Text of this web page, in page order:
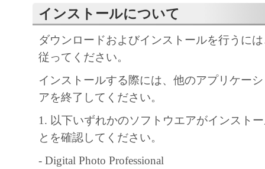
ユーザーは、本ソフトウェアの全部ま
改変、リバース・エンジニアリング、
は逆アセンブル等することはできませ
キヤノン、キヤノンマーケティングジ
よびキヤノンのライセンサーは、本ソ
ザーの特定の目的のために適当である
と、その他本ソフトウェアに関してい
しません。
キヤノン、キヤノンマーケティングジ
インストールについて
ダウンロードおよびインストールを行うに
従ってください。
インストールする際には、他のアプリケー
アを終了してください。
1. 以下いずれかのソフトウエアがインスト
とを確認してください。
- Digital Photo Professional